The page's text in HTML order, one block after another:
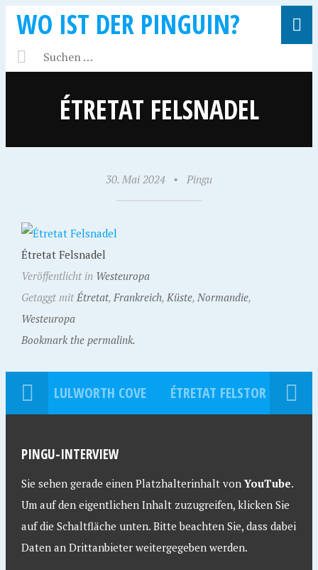
WO IST DER PINGUIN?
ÉTRETAT FELSNADEL
30. Mai 2024 • Pingu
Étretat Felsnadel
Veröffentlicht in Westeuropa
Getaggt mit Étretat, Frankreich, Küste, Normandie,
Westeuropa
Bookmark the permalink.
LULWORTH COVE ÉTRETAT FELSTOR
PINGU-INTERVIEW
Sie sehen gerade einen Platzhalterinhalt vonYouTube.
Um auf den eigentlichen Inhalt zuzugreifen, klicken Sie
auf die Schaltfläche unten. Bitte beachten Sie, dass dabei
Daten an Drittanbieter weitergegeben werden.